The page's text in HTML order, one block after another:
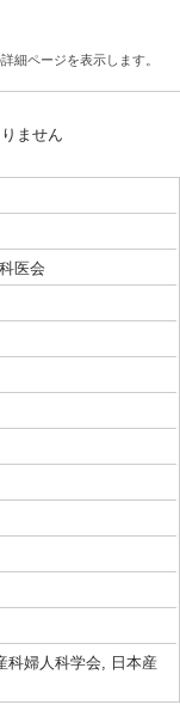
細ページを表示します。
ません
医会
科婦人科学会, 日本産